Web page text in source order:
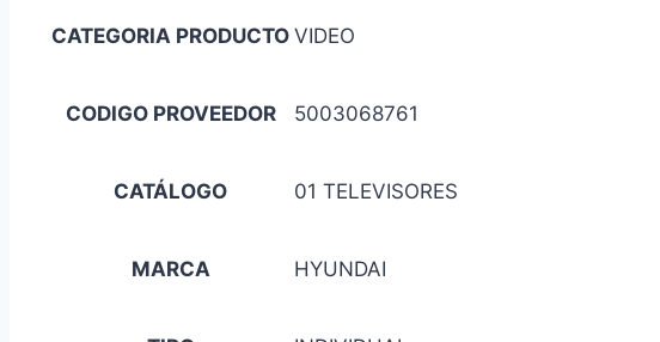
CATEGORIA PRODUCTO VIDEO
CODIGO PROVEEDOR 5003068761
CATÁLOGO 01 TELEVISORES
MARCA HYUNDAI